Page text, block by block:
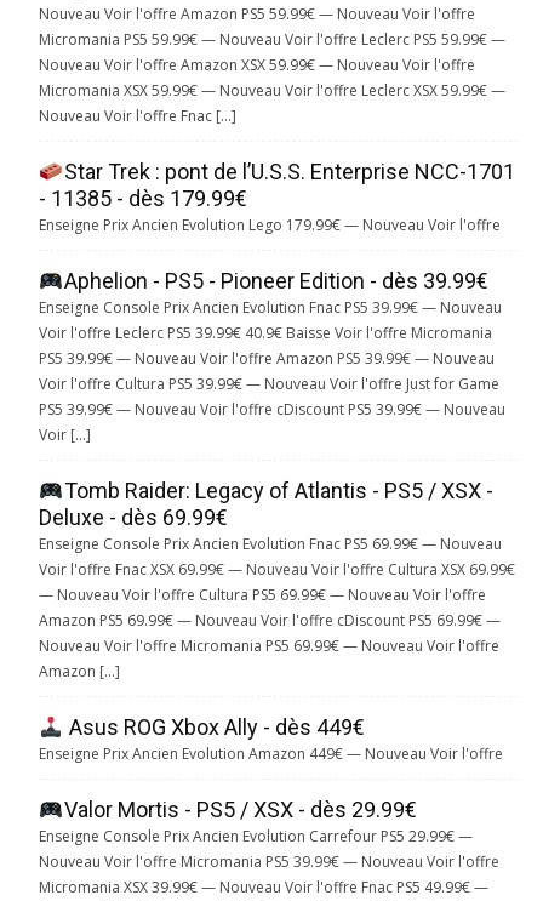
Nouveau Voir l'offre Amazon PS5 59.99€ — Nouveau Voir l'offre
Micromania PS5 59.99€ — Nouveau Voir l'offre Leclerc PS5 59.99€ —
Nouveau Voir l'offre Amazon XSX 59.99€ — Nouveau Voir l'offre
Micromania XSX 59.99€ — Nouveau Voir l'offre Leclerc XSX 59.99€ —
Nouveau Voir l'offre Fnac […]
Star Trek : pont de l’U.S.S. Enterprise NCC-1701
- 11385 - dès 179.99€
Enseigne Prix Ancien Evolution Lego 179.99€ — Nouveau Voir l'offre
Aphelion - PS5 - Pioneer Edition - dès 39.99€
Enseigne Console Prix Ancien Evolution Fnac PS5 39.99€ — Nouveau
Voir l'offre Leclerc PS5 39.99€ 40.9€ Baisse Voir l'offre Micromania
PS5 39.99€ — Nouveau Voir l'offre Amazon PS5 39.99€ — Nouveau
Voir l'offre Cultura PS5 39.99€ — Nouveau Voir l'offre Just for Game
PS5 39.99€ — Nouveau Voir l'offre cDiscount PS5 39.99€ — Nouveau
Voir […]
Tomb Raider: Legacy of Atlantis - PS5 / XSX -
Deluxe - dès 69.99€
Enseigne Console Prix Ancien Evolution Fnac PS5 69.99€ — Nouveau
Voir l'offre Fnac XSX 69.99€ — Nouveau Voir l'offre Cultura XSX 69.99€
— Nouveau Voir l'offre Cultura PS5 69.99€ — Nouveau Voir l'offre
Amazon PS5 69.99€ — Nouveau Voir l'offre cDiscount PS5 69.99€ —
Nouveau Voir l'offre Micromania PS5 69.99€ — Nouveau Voir l'offre
Amazon […]
Asus ROG Xbox Ally - dès 449€
Enseigne Prix Ancien Evolution Amazon 449€ — Nouveau Voir l'offre
Valor Mortis - PS5 / XSX - dès 29.99€
Enseigne Console Prix Ancien Evolution Carrefour PS5 29.99€ —
Nouveau Voir l'offre Micromania PS5 39.99€ — Nouveau Voir l'offre
Micromania XSX 39.99€ — Nouveau Voir l'offre Fnac PS5 49.99€ —